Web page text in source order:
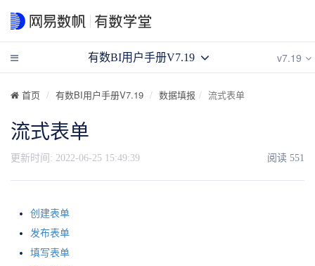
首页 有数BI用户手册V7.19 数据填报 流式表单
流式表单
更新时间: 2022-06-25 15:49:39 阅读 551
创建表单
发布表单
填写表单
有数BI用户手册V7.19 v7.19